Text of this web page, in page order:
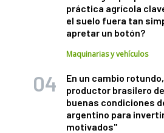
práctica agrícola
el suelo fuera tan
apretar un botón?
Maquinarias y vehículos
En un cambio
productor brasilero
buenas condiciones
argentino para
motivados"